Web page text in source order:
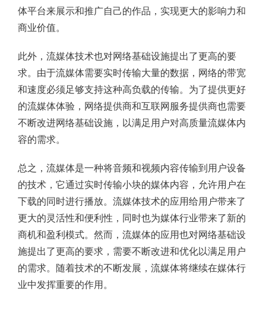
体平台来展示和推广自己的作品，实现更大的影响力和
商业价值。
此外，流媒体技术也对网络基础设施提出了更高的要
求。由于流媒体需要实时传输大量的数据，网络的带宽
和速度必须足够支持这种高负载的传输。为了提供更好
的流媒体体验，网络提供商和互联网服务提供商也需要
不断改进网络基础设施，以满足用户对高质量流媒体内
容的需求。
总之，流媒体是一种将音频和视频内容传输到用户设备
的技术，它通过实时传输小块的媒体内容，允许用户在
下载的同时进行播放。流媒体技术的应用给用户带来了
更大的灵活性和便利性，同时也为媒体行业带来了新的
商机和盈利模式。然而，流媒体的应用也对网络基础设
施提出了更高的要求，需要不断改进和优化以满足用户
的需求。随着技术的不断发展，流媒体将继续在媒体行
业中发挥重要的作用。